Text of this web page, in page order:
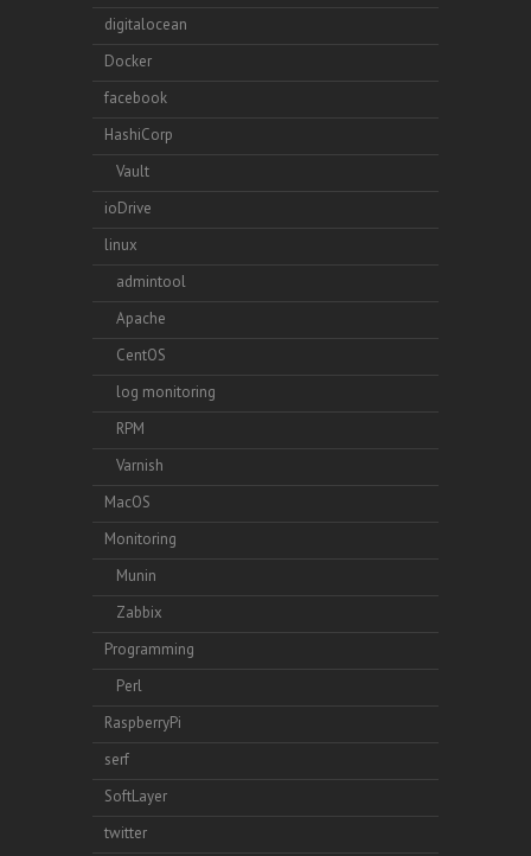
digitalocean
Docker
facebook
HashiCorp
Vault
ioDrive
linux
admintool
Apache
CentOS
log monitoring
RPM
Varnish
MacOS
Monitoring
Munin
Zabbix
Programming
Perl
RaspberryPi
serf
SoftLayer
twitter